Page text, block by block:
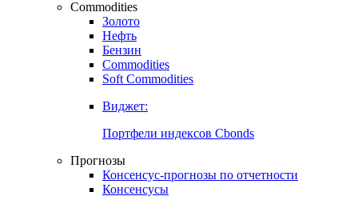
Commodities
Золото
Нефть
Бензин
Commodities
Soft Commodities
Виджет:
Портфели индексов Cbonds
Прогнозы
Консенсус-прогнозы по отчетности
Консенсусы